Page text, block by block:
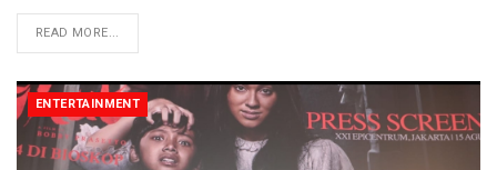
READ MORE...
ENTERTAINMENT